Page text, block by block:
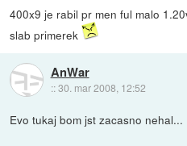
400x9 je rabil pr men ful malo
slab primerek
AnWar
::30. mar 2008, 12:52
Evo tukaj bom jst zacasno nehal...